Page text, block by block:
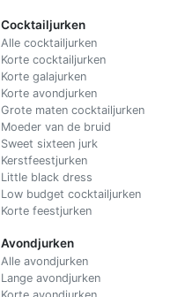
Cocktailjurken
Alle cocktailjurken
Korte cocktailjurken
Korte galajurken
Korte avondjurken
Grote maten cocktailjurken
Moeder van de bruid
Sweet sixteen jurk
Kerstfeestjurken
Little black dress
Low budget cocktailjurken
Korte feestjurken
Avondjurken
Alle avondjurken
Lange avondjurken